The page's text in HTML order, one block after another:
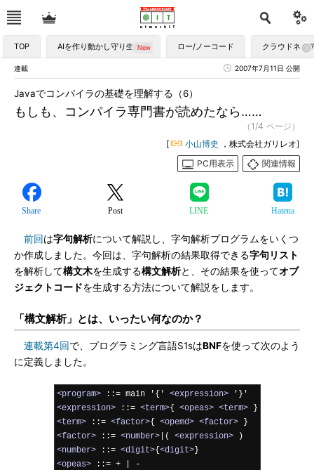
TOP AIを作り動かし守り生かす ロー/ノーコード クラウドネイ
連載 2007年7月11日 公開
もしも、コンパイラ専門書が読めたなら……
Javaでコンパイラの基礎を理解する（6）
（1/4 ページ）
[
小山博史
，株式会社ガリレオ]
PC用表示
関連情報
Share Post LINE Hatena
前回は字句解析について解説し、字句解析プログラムをいくつ
か作成しました。今回は、字句解析の結果取得できる字句リスト
を解析して構文木を生成する構文解析と、その結果を使ってオブ
ジェクトコードを生成する方法について解説をします。
「構文解析」とは、いったい何なのか？
連載第4回で、プログラミング言語S1sはBNFを使って次のよう
に定義しました。
<program> ::= main '{' <expression>
<expression> ::= <term>{ <opeas> <term>
<term> ::= <factor>{ <opemd> <factor>
<factor> ::= <number>|( <expression>
<number> ::= <digit>{ <digit>
<opeas>